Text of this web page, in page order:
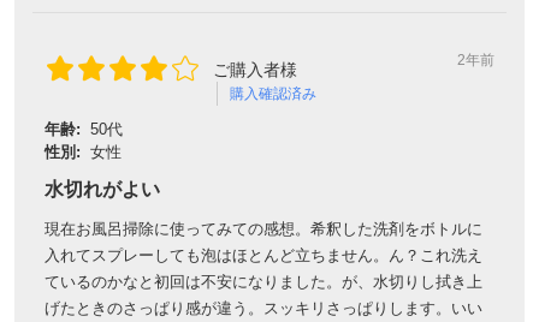
ご購入者様
購入確認済み
2年前
年齢: 50代
性別: 女性
水切れがよい
現在お風呂掃除に使ってみての感想。希釈した洗剤をボトルに
入れてスプレーしても泡はほとんど立ちません。ん？これ洗え
ているのかなと初回は不安になりました。が、水切りし拭き上
げたときのさっぱり感が違う。スッキリさっぱりします。いい